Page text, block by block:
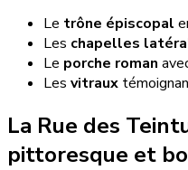
Le trône épiscopal
Les chapelles
Le porche roman
Les vitraux
La Rue des
pittoresque et